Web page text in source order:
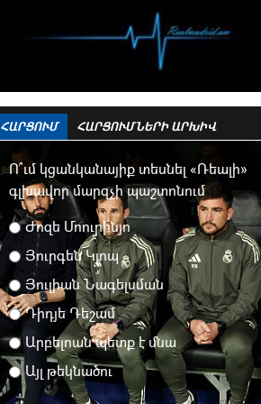
ՀԱՐՑՈՒՄ ՀԱՐՑՈՒՄՆԵՐԻ ԱՐԽԻՎ
Ո՞ւմ կցանկանայիք տեսնել «Ռեալի»
գլխավոր մարզչի պաշտոնում
Ժոզե Մոուրինյո
Յուրգեն Կլոպ
Յուլիան Նագելսման
Դիդյե Դեշամ
Արբելոան պետք է մնա
Այլ թեկնածու